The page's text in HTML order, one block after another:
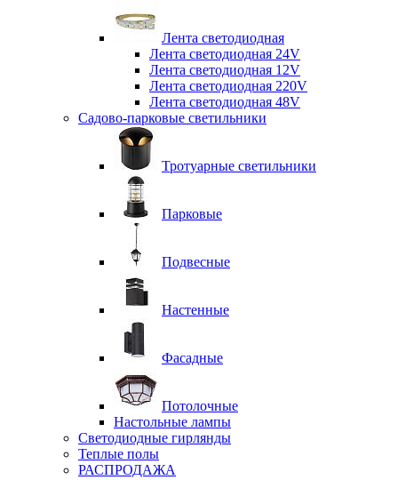
Лента светодиодная
Лента светодиодная 24V
Лента светодиодная 12V
Лента светодиодная 220V
Лента светодиодная 48V
Садово-парковые светильники
Тротуарные светильники
Парковые
Подвесные
Настенные
Фасадные
Потолочные
Настольные лампы
Светодиодные гирлянды
Теплые полы
РАСПРОДАЖА